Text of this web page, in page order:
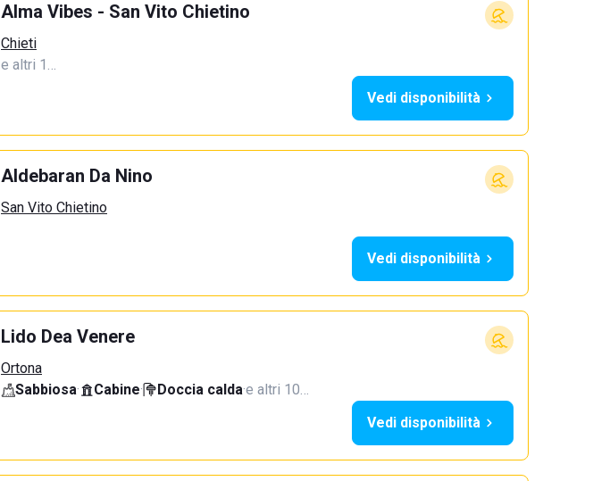
Alma Vibes - San Vito Chietino
Chieti
e altri 1…
Vedi disponibilità
Aldebaran Da Nino
San Vito Chietino
Vedi disponibilità
Lido Dea Venere
Ortona
Sabbiosa· Cabine· Doccia calda·e altri 10…
Vedi disponibilità